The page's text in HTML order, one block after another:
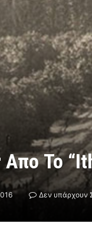
Το
Δεν υπάρχουν